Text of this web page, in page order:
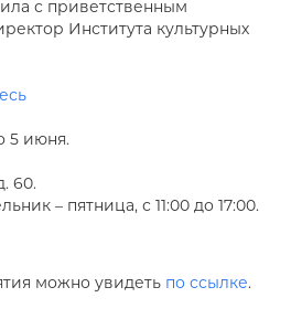
с приветственным
Института культурных
5 июня.
60.
– пятница, с 11:00 до 17:00.
можно увидеть по ссылке.